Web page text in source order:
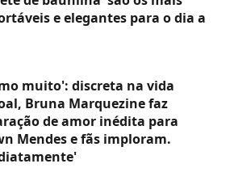
e elegantes para o dia a
muito': discreta na vida
Bruna Marquezine faz
de amor inédita para
Mendes e fãs imploram.